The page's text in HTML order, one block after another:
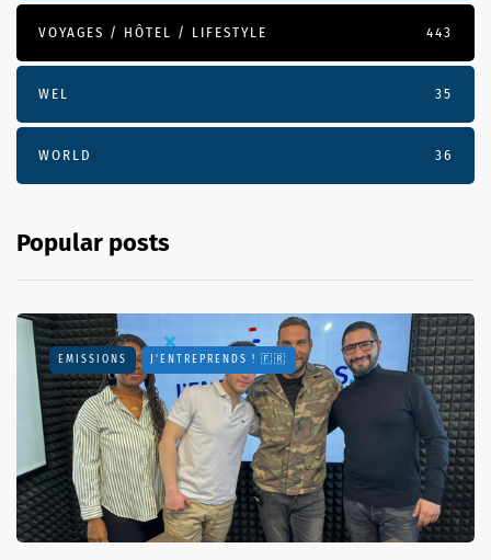
VOYAGES / HÔTEL / LIFESTYLE 443
WEL 35
WORLD 36
Popular posts
EMISSIONS J'ENTREPRENDS ! 🇫🇷